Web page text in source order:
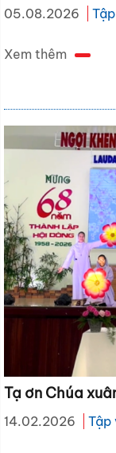
05.08.2026
Xem thêm
Tạ ơn Chúa
14.02.2026 Tập